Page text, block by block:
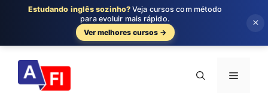
para
conteúdo
Menu
Estudando inglês sozinho? Veja cursos com método
para evoluir mais rápido.
Ver melhores cursos →
×